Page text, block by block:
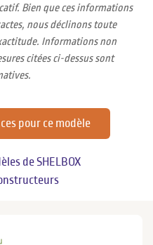
Bien que ces informations
nous déclinons toute
Informations non
citées ci-dessus sont
pour ce modèle
de SHELBOX